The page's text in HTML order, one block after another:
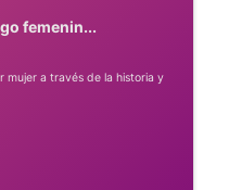
femenin...
mujer a través de la historia y